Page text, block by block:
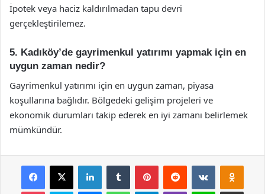
İpotek veya haciz kaldırılmadan tapu devri
gerçekleştirilemez.
5. Kadıköy’de gayrimenkul yatırımı yapmak için en
uygun zaman nedir?
Gayrimenkul yatırımı için en uygun zaman, piyasa
koşullarına bağlıdır. Bölgedeki gelişim projeleri ve
ekonomik durumları takip ederek en iyi zamanı belirlemek
mümkündür.
Facebook
X LinkedInTumblr PinterestReddit VKontakte
Pocket Skype MessengerWhatsAppTelegramViber Line E-Posta ile